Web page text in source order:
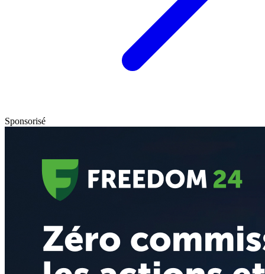
Sponsorisé